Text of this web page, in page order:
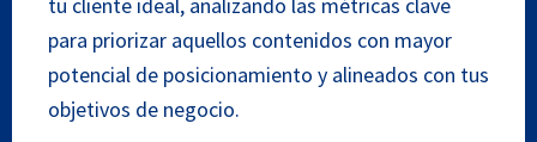
para priorizar aquellos contenidos con mayor
potencial de posicionamiento y alineados con tus
objetivos de negocio.